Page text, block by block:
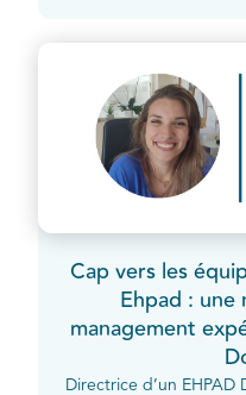
Cap vers les
Ehpad : une
management
Directrice d’un EHPAD